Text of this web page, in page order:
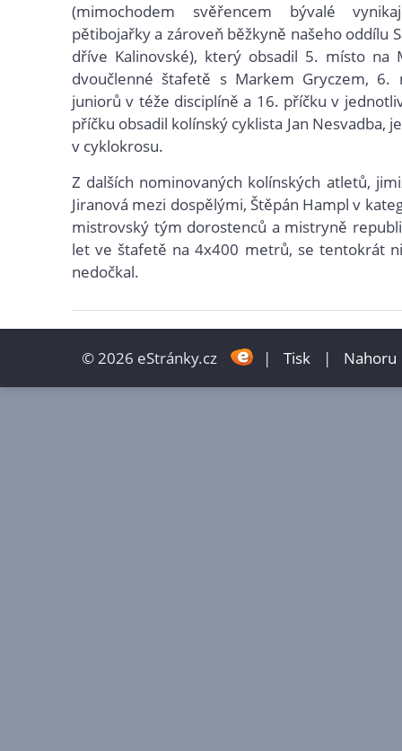
(mimochodem svěřencem bývalé
pětibojařky a zároveň běžkyně našeho oddílu
dříve Kalinovské), který obsadil 5. místo na
dvoučlenné štafetě s Markem Gryczem, 6.
juniorů v téže disciplíně a 16. příčku v
příčku obsadil kolínský cyklista Jan Nesvadba,
v cyklokrosu.
Z dalších nominovaných kolínských atletů,
Jiranová mezi dospělými, Štěpán Hampl v
mistrovský tým dorostenců a mistryně
let ve štafetě na 4x400 metrů, se tentokrát
nedočkal.
© 2026 eStránky.cz | Tisk | Nahoru